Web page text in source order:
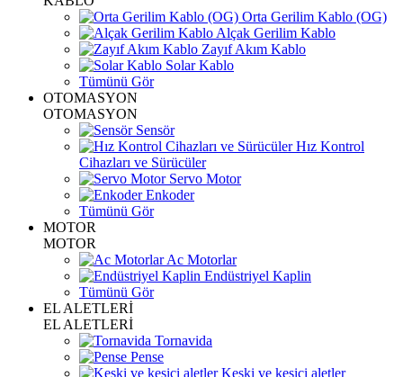
Orta Gerilim Kablo (OG)
Alçak Gerilim Kablo
Zayıf Akım Kablo
Solar Kablo
Tümünü Gör
OTOMASYON
OTOMASYON
Sensör
Hız Kontrol
Cihazları ve Sürücüler
Servo Motor
Enkoder
Tümünü Gör
MOTOR
MOTOR
Ac Motorlar
Endüstriyel Kaplin
Tümünü Gör
EL ALETLERİ
EL ALETLERİ
Tornavida
Pense
Keski ve kesici aletler